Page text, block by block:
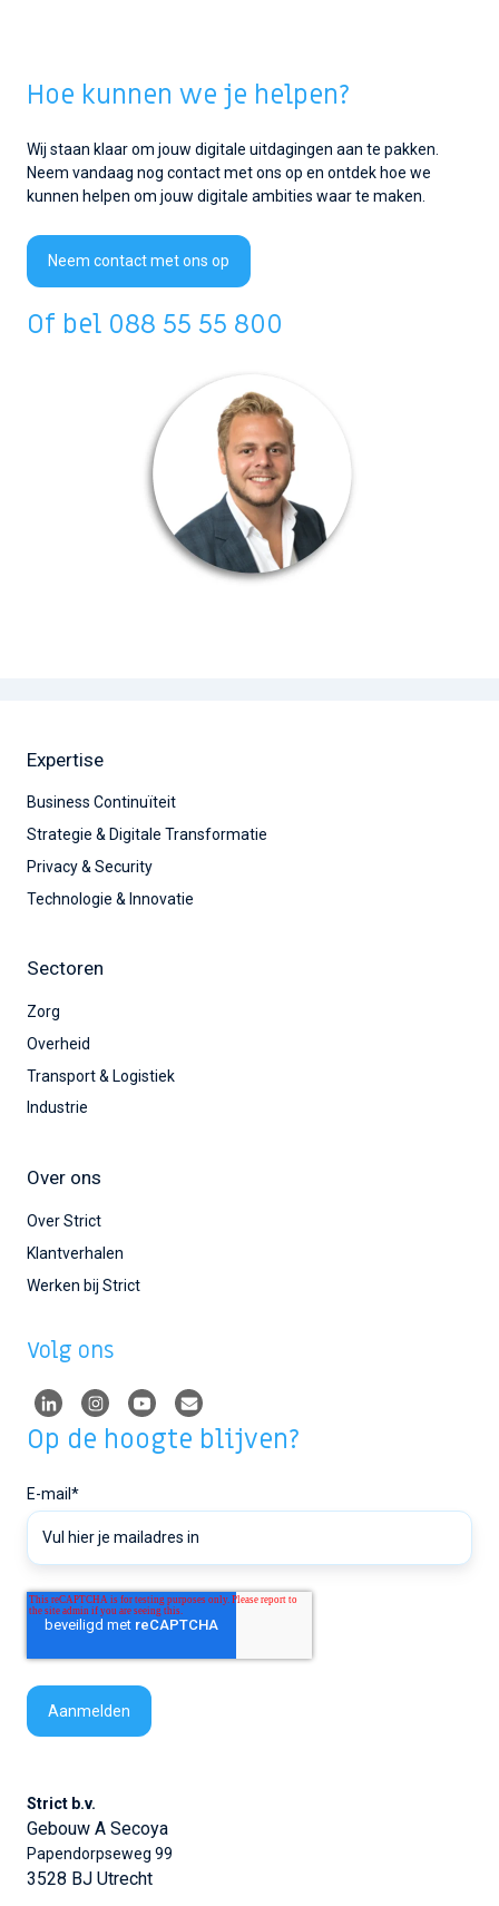
Hoe kunnen we je helpen?
Wij staan klaar om jouw digitale uitdagingen aan te pakken.
Neem vandaag nog contact met ons op en ontdek hoe we
kunnen helpen om jouw digitale ambities waar te maken.
Neem contact met ons op
Of bel 088 55 55 800
Expertise
Business Continuïteit
Strategie & Digitale Transformatie
Privacy & Security
Technologie & Innovatie
Sectoren
Zorg
Overheid
Transport & Logistiek
Industrie
Over ons
Over Strict
Klantverhalen
Werken bij Strict
Volg ons
Op de hoogte blijven?
E-mail *
Strict b.v.
Gebouw A Secoya
Papendorpseweg 99
3528 BJ Utrecht